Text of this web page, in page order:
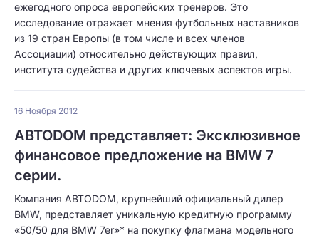
ежегодного опроса европейских тренеров. Это
исследование отражает мнения футбольных наставников
из 19 стран Европы (в том числе и всех членов
Ассоциации) относительно действующих правил,
института судейства и других ключевых аспектов игры.
16 Ноября 2012
ABTODOM представляет: Эксклюзивное
финансовое предложение на BMW 7
серии.
Компания АВТОDОМ, крупнейший официальный дилер
BMW, представляет уникальную кредитную программу
«50/50 для BMW 7er»* на покупку флагмана модельного